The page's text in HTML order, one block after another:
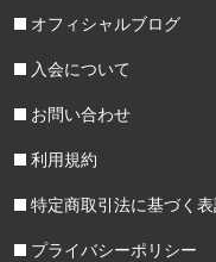
オフィシャルブログ
入会について
お問い合わせ
利用規約
特定商取引法に基づく
プライバシーポリシー